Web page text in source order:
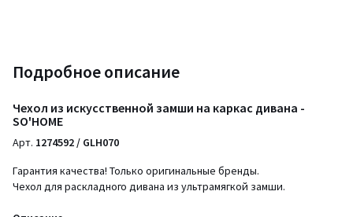
Подробное описание
Чехол из искусственной замши на каркас дивана -
SO'HOME
Арт. 1274592 / GLH070
Гарантия качества! Только оригинальные бренды.
Чехол для раскладного дивана из ультрамягкой замши.